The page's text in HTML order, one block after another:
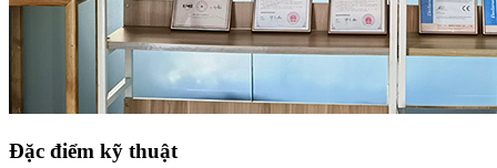
Đặc điểm kỹ thuật